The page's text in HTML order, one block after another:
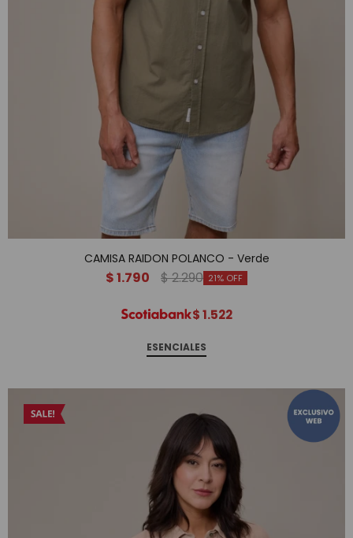
CAMISA RAIDON POLANCO - Verde
$1.790 $2.290 21
$1.522
ESENCIALES